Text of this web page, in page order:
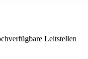
Leitstellen